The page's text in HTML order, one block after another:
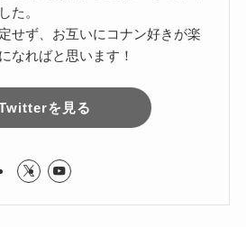
た。
せず、お互いにコナン好きが楽
なればと思います！
を見る